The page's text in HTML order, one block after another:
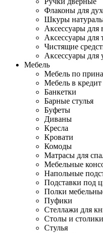
Флаконы для
Шкуры
Аксессуары для
Аксессуары для
Чистящие
Аксессуары для
Мебель
Мебель по
Мебель в кредит
Банкетки
Барные стулья
Буфеты
Диваны
Кресла
Кровати
Комоды
Матрасы для
Мебельные
Напольные
Подставки под
Полки
Пуфики
Стеллажи для
Столы и столики
Стулья